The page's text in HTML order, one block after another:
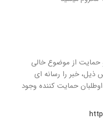
حمایت از موضوع خالی
خبر را رسانه ای
حمایت کننده وجود